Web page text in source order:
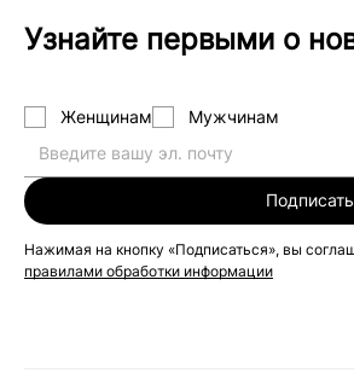
Узнайте первыми о
Женщинам Мужчинам
Нажимая на кнопку «Подписаться», вы
правилами обработки информации